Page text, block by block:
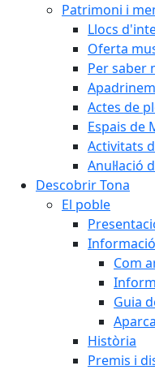
Patrimoni i
Llocs
Oferta
Per saber
Actes de
Espais de
Activitats
Anul·lació
Descobrir Tona
El poble
Com
Guia
Història
Premis i